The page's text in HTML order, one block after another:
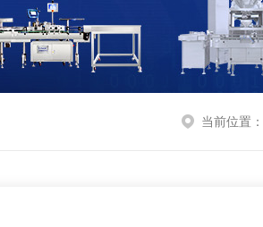
当前位置：